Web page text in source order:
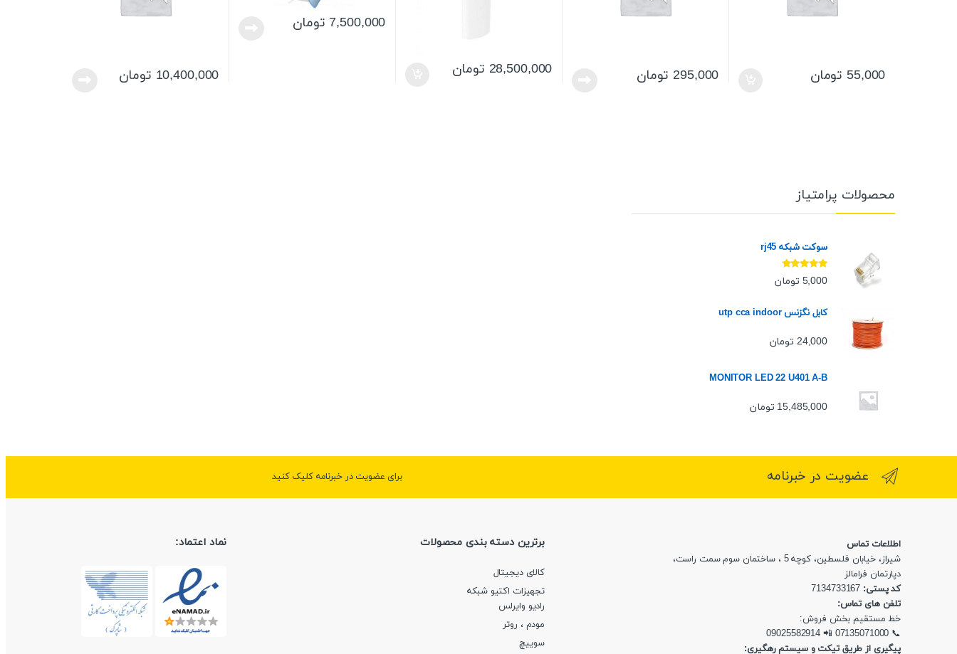
55,000 تومان 295,000 تومان 28,500,000 تومان
7,500,000 تومان
10,400,000 تومان
محصولات پرامتیاز
سوکت شبکه rj45
نمره5.00
از
5
5,000 تومان
کابل نگزنس utp cca indoor
24,000 تومان
MONITOR LED 22 U401 A-B
15,485,000 تومان
عضویت در خبرنامه برای عضویت در خبرنامه کلیک کنید
اطلاعات تماس
شیراز، خیابان فلسطین، کوچه 5 ، ساختمان سوم سمت راست،
دپارتمان فرامالز
کد پستی:
تلفن های تماس:
خط مستقیم بخش فروش:
📞
07135071000
📲
09025582914
پیگیری از طریق تیکت و سیستم رهگیری:
برترین دسته بندی محصولات
کالای دیجیتال
تجهیزات اکتیو شبکه
رادیو وایرلس
مودم ، روتر
سوییچ
نماد اعتماد: